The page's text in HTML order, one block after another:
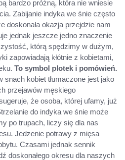
bardzo próżną, która nie wniesie
Zabijanie indyka we śnie często
doskonała okazja przejdzie nam
jednak jeszcze jedno znaczenie
którą spędzimy w dużym,
zapowiadają kłótnie z kobietami,
To symbol plotek i pomówień.
snach kobiet tłumaczone jest jako
przejawów męskiego
że osoba, której ufamy, już
do indyka we śnie może
po trupach, liczy się dla nas
Jedzenie potrawy z mięsa
Czasami jednak sennik
doskonałego okresu dla naszych